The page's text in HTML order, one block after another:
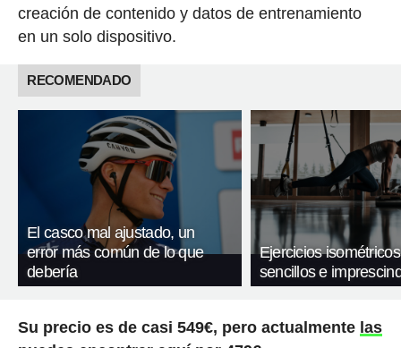
creación de contenido y datos de entrenamiento
en un solo dispositivo.
RECOMENDADO
El casco mal ajustado, un
error más común de lo que
debería
Ejercicios
sencillos e
Su precio es de casi 549€, pero actualmente las